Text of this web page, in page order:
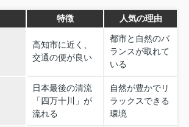
特徴 人気の理由
高知市に近く、
交通の便が良い
都市と自然のバ
ランスが取れて
いる
日本最後の清流
「四万十川」が
流れる
自然が豊かでリ
ラックスできる
環境